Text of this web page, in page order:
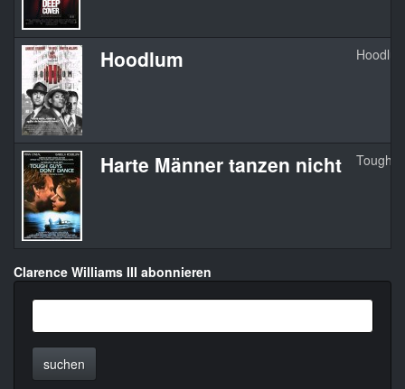
Hoodlum
Harte Männer tanzen nicht Tough
Clarence Williams III abonnieren
suchen